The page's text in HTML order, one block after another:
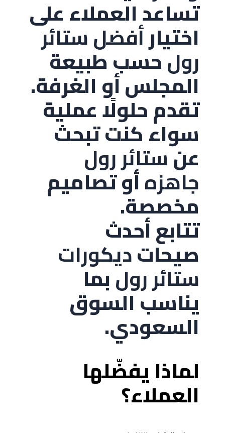
تساعد العملاء على
اختيارأفضل ستائر
رولحسب طبيعة
المجلس أو الغرفة.
تقدم حلولًا عملية
سواء كنت تبحث
عنستائر رول
جاهزهأو تصاميم
مخصصة.
تتابع أحدث
صيحاتديكورات
ستائر رولبما
يناسب السوق
السعودي.
لماذا يفضّلها
العملاء؟